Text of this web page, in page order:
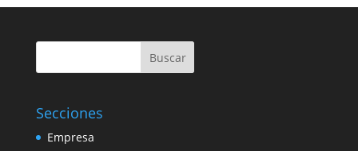
Buscar
Secciones
Empresa